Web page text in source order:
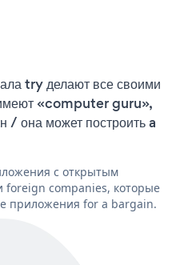
try делают все своими
«computer guru»,
/ она может построить a
с открытым
companies, которые
приложения for a bargain.